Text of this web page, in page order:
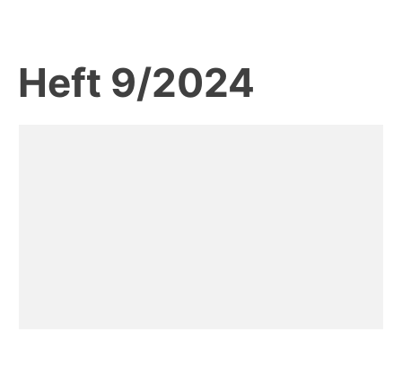
Heft 9/2024